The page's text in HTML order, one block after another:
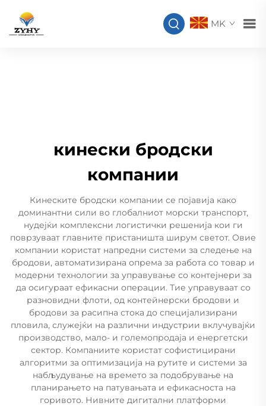
MK
кинески бродски
компании
Кинеските бродски компании се појавија како
доминантни сили во глобалниот морски транспорт,
нудејќи комплексни логистички решенија кои ги
поврзуваат главните пристаништа ширум светот. Овие
компании користат напредни системи за следење на
бродови, автоматизирана опрема за работа со товар и
модерни технологии за управување со контејнери за
да осигураат ефикасни операции. Тие управуваат со
разновидни флоти, од контейнерски бродови и
бродови за расипна стока до специјализирани
пловила, служејќи на различни индустрии вклучувајќи
производство, мало- и големопродаја и енергетски
сектор. Компаниите користат софистицирани
алгоритми за оптимизација на рутите и системи за
набљудување на времето за подобрување на
планирањето на патувањата и ефикасноста на
горивото. Нивните дигитални платформи